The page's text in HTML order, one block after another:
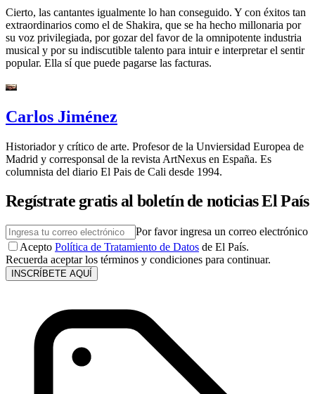
Cierto, las cantantes igualmente lo han conseguido. Y con éxitos tan
extraordinarios como el de Shakira, que se ha hecho millonaria por
su voz privilegiada, por gozar del favor de la omnipotente industria
musical y por su indiscutible talento para intuir e interpretar el sentir
popular. Ella sí que puede pagarse las facturas.
Carlos Jiménez
Historiador y crítico de arte. Profesor de la Unviersidad Europea de
Madrid y corresponsal de la revista ArtNexus en España. Es
columnista del diario El Pais de Cali desde 1994.
Regístrate gratis al boletín de noticias El País
Por favor ingresa un correo electrónico
Acepto Política de Tratamiento de Datos de El País.
Recuerda aceptar los términos y condiciones para continuar.
INSCRÍBETE AQUÍ